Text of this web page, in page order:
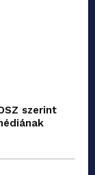
szerint